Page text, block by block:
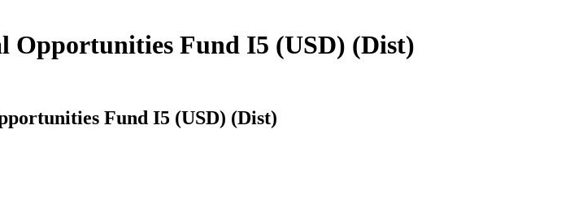
Opportunities Fund I5 (USD) (Dist)
Fund I5 (USD) (Dist)